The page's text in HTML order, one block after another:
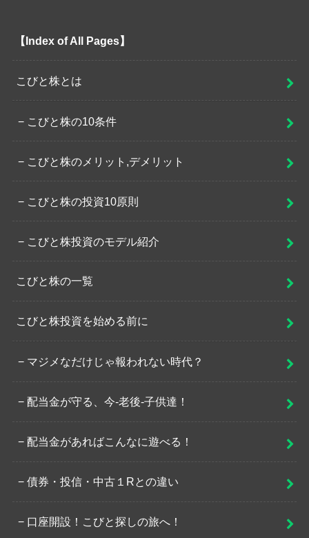
【Index of All Pages】
こびと株とは
こびと株の10条件
こびと株のメリット,デメリット
こびと株の投資10原則
こびと株投資のモデル紹介
こびと株の一覧
こびと株投資を始める前に
マジメなだけじゃ報われない時代？
配当金が守る、今-老後-子供達！
配当金があればこんなに遊べる！
債券・投信・中古１Rとの違い
口座開設！こびと探しの旅へ！